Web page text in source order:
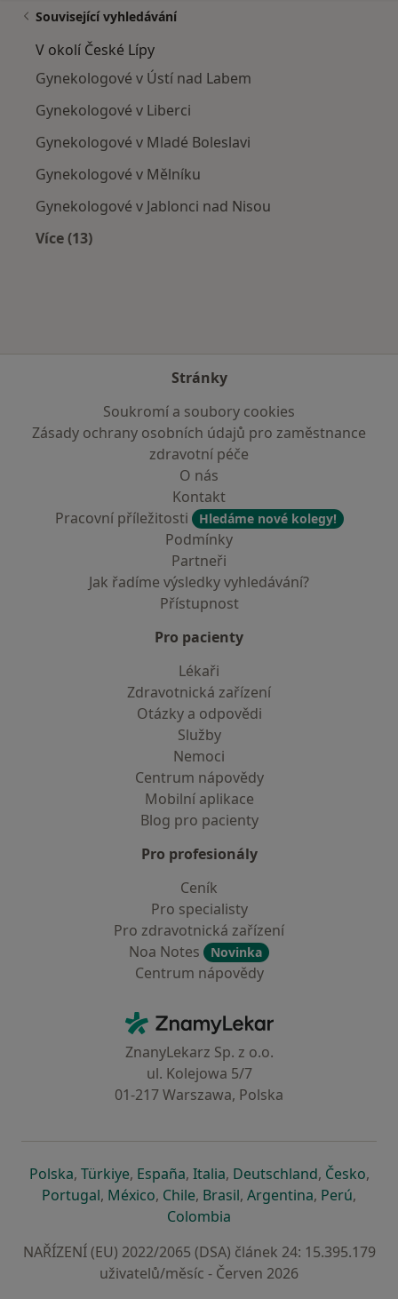
Související vyhledávání
V okolí České Lípy
Gynekologové v Ústí nad Labem
Gynekologové v Liberci
Gynekologové v Mladé Boleslavi
Gynekologové v Mělníku
Gynekologové v Jablonci nad Nisou
Více (13)
Stránky
Soukromí a soubory cookies
Zásady ochrany osobních údajů pro zaměstnance
zdravotní péče
O nás
Kontakt
Pracovní příležitosti
Hledáme nové kolegy!
Podmínky
Partneři
Jak řadíme výsledky vyhledávání?
Přístupnost
Pro pacienty
Lékaři
Zdravotnická zařízení
Otázky a odpovědi
Služby
Nemoci
Centrum nápovědy
Mobilní aplikace
Blog pro pacienty
Pro profesionály
Ceník
Pro specialisty
Pro zdravotnická zařízení
Noa Notes
Novinka
Centrum nápovědy
ZnamyLekar - Hlavní stránka
ZnanyLekarz Sp. z o.o.
ul. Kolejowa 5/7
01-217 Warszawa, Polska
Polskase otevře v nové záložce
, Türkiyese otevře v nové záložce
, Españase otevře v nové záložce
, Italiase otevře v nové záložce
, Deutschlandse otevře v
, Českose
,
Portugalse otevře v nové záložce
, Méxicose otevře v nové záložce
, Chilese otevře v nové záložce
, Brasilse otevře v nové
, Argentinase otevře v
, Perúse
,
Colombia
NAŘÍZENÍ (EU) 2022/2065 (DSA) článek 24: 15.395.179
uživatelů/měsíc - Červen 2026